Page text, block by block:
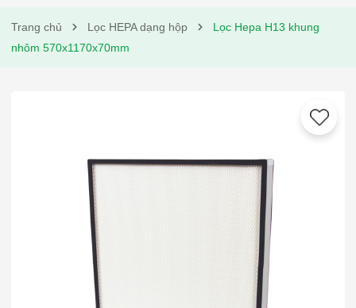
Trang chủ Lọc HEPA dạng hộp
Lọc Hepa H13 khung
nhôm 570x1170x70mm